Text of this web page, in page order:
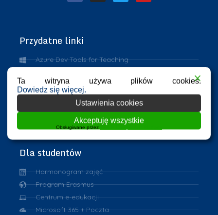
Przydatne linki
Azure Dev Tools for Teaching
ASAP
Repozytorium PK
VPN
Dla studentów
Harmonogram zajęć
Program Erasmus
Centrum e-edukacji
Microsoft 365 + Poczta
Ta witryna używa plików cookies.
Dowiedz się więcej.
Ustawienia cookies
Akceptuję wszystkie
Obsługiwane przez